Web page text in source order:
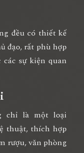
đều có thiết kế
đạo, rất phù hợp
sự kiện quan
chỉ là một loại
thuật, thích hợp
rượu, văn phòng